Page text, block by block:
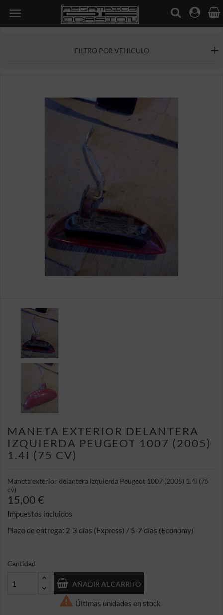

FILTRO POR VEHICULO
MANETA EXTERIOR DELANTERA
IZQUIERDA PEUGEOT 1007 (2005)
1.4I (75 CV)
Maneta exterior delantera izquierda Peugeot 1007 (2005) 1.4i (75
cv)
15,00 €
Impuestos incluidos
Plazo de entrega: 2-3 días (Express) / 5-7 días (Economy)
Cantidad
AÑADIR AL CARRITO
 Últimas unidades en stock